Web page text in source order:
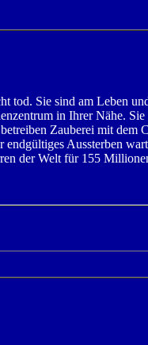
tod. Sie sind am Leben
in Ihrer Nähe. Sie
Zauberei mit dem
endgültiges Aussterben
der Welt für 155